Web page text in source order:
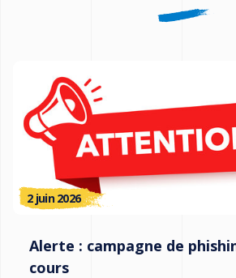
2 juin 2026
Alerte : campagne de
cours